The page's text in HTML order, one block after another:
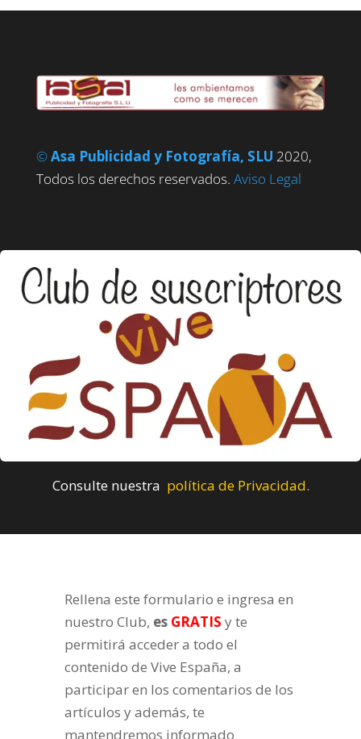
©Asa Publicidad y Fotografía, SLU 2020,
Todos los derechos reservados. Aviso Legal
Consulte nuestra política de Privacidad.
Rellena este formulario e ingresa en
nuestro Club, es GRATIS y te
permitirá acceder a todo el
contenido de Vive España, a
participar en los comentarios de los
artículos y además, te
mantendremos informado